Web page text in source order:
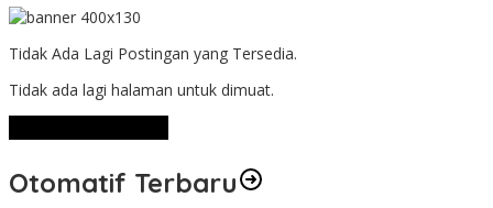
Tidak Ada Lagi Postingan yang Tersedia.
Tidak ada lagi halaman untuk dimuat.
Otomatif Terbaru